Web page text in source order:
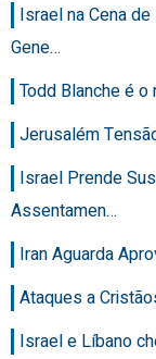
Israel na Cena
Gene…
Todd Blanche é
Jerusalém
Israel Prende
Assentamen…
Iran Aguarda
Ataques a
Israel e Líbano